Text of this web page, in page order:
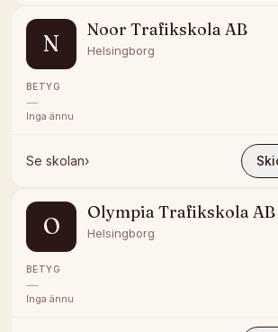
N
Noor Trafikskola AB
Helsingborg
BETYG
—
Inga ännu
Se skolan›
O
Olympia Trafikskola AB
Helsingborg
BETYG
—
Inga ännu